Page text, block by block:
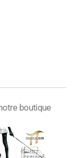
boutique